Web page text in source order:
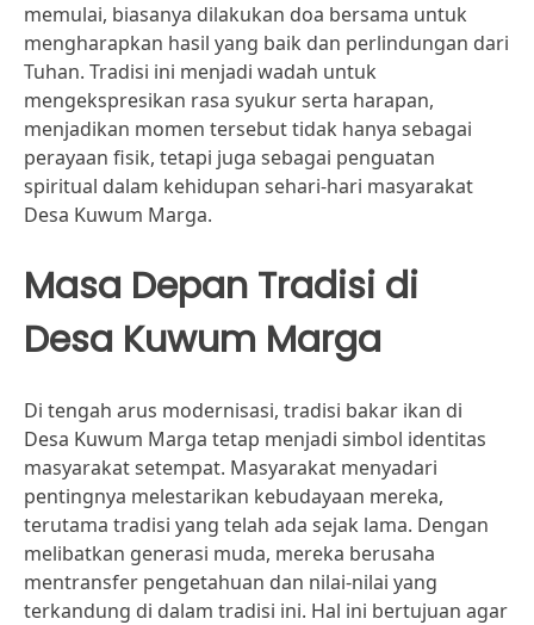
memulai, biasanya dilakukan doa bersama untuk
mengharapkan hasil yang baik dan perlindungan dari
Tuhan. Tradisi ini menjadi wadah untuk
mengekspresikan rasa syukur serta harapan,
menjadikan momen tersebut tidak hanya sebagai
perayaan fisik, tetapi juga sebagai penguatan
spiritual dalam kehidupan sehari-hari masyarakat
Desa Kuwum Marga.
Masa Depan Tradisi di
Desa Kuwum Marga
Di tengah arus modernisasi, tradisi bakar ikan di
Desa Kuwum Marga tetap menjadi simbol identitas
masyarakat setempat. Masyarakat menyadari
pentingnya melestarikan kebudayaan mereka,
terutama tradisi yang telah ada sejak lama. Dengan
melibatkan generasi muda, mereka berusaha
mentransfer pengetahuan dan nilai-nilai yang
terkandung di dalam tradisi ini. Hal ini bertujuan agar